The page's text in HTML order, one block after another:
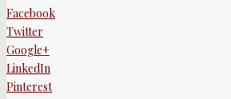
Facebook
Twitter
Google+
LinkedIn
Pinterest